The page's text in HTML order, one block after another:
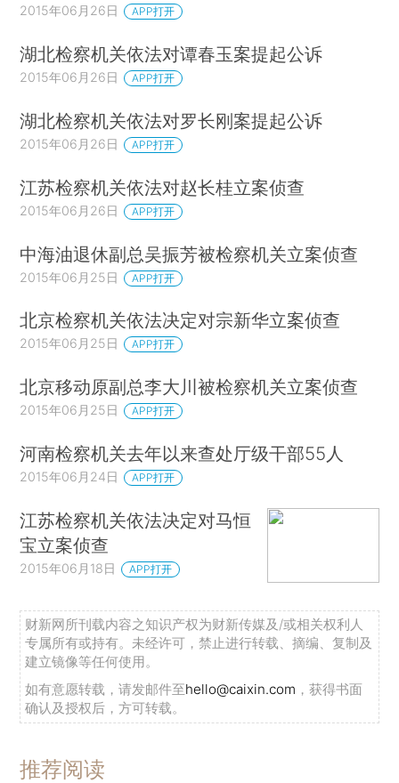
2015年06月26日 APP打开
湖北检察机关依法对谭春玉案提起公诉
2015年06月26日 APP打开
湖北检察机关依法对罗长刚案提起公诉
2015年06月26日 APP打开
江苏检察机关依法对赵长桂立案侦查
2015年06月26日 APP打开
中海油退休副总吴振芳被检察机关立案侦查
2015年06月25日 APP打开
北京检察机关依法决定对宗新华立案侦查
2015年06月25日 APP打开
北京移动原副总李大川被检察机关立案侦查
2015年06月25日 APP打开
河南检察机关去年以来查处厅级干部55人
2015年06月24日 APP打开
江苏检察机关依法决定对马恒
宝立案侦查
2015年06月18日 APP打开
财新网所刊载内容之知识产权为财新传媒及/或相关权利人
专属所有或持有。未经许可，禁止进行转载、摘编、复制及
建立镜像等任何使用。
如有意愿转载，请发邮件至hello@caixin.com ，获得书面
确认及授权后，方可转载。
推荐阅读